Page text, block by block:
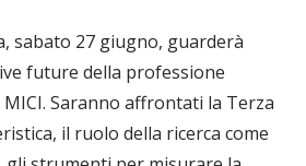
sabato 27 giugno, guarderà
future della professione
Saranno affrontati la Terza
il ruolo della ricerca come